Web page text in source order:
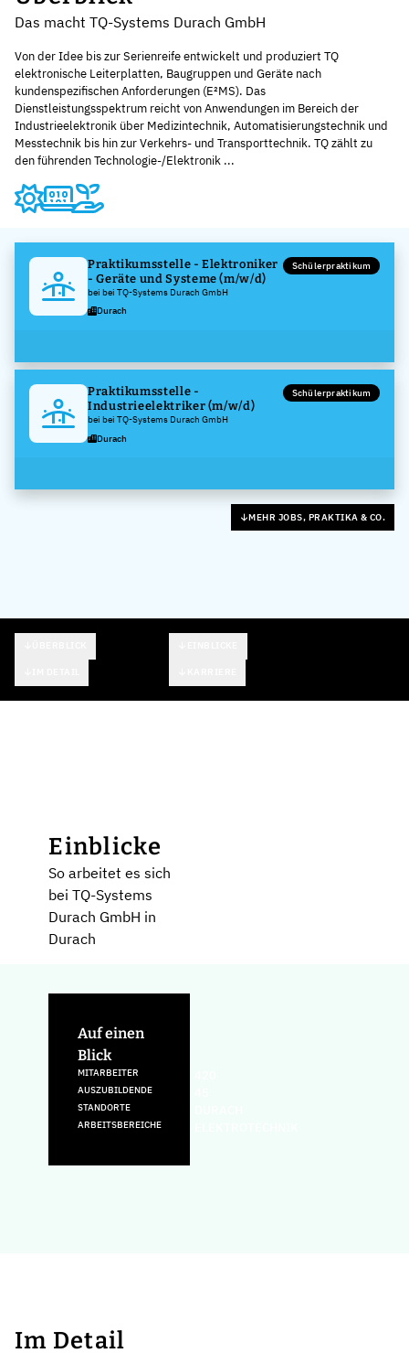
Das macht TQ-Systems Durach GmbH
Von der Idee bis zur Serienreife entwickelt und produziert TQ
elektronische Leiterplatten, Baugruppen und Geräte nach
kundenspezifischen Anforderungen (E²MS). Das
Dienstleistungsspektrum reicht von Anwendungen im Bereich der
Industrieelektronik über Medizintechnik, Automatisierungstechnik und
Messtechnik bis hin zur Verkehrs- und Transporttechnik. TQ zählt zu
den führenden Technologie-/Elektronik ...
Praktikumsstelle - Elektroniker
- Geräte und Systeme (m/w/d)
bei bei TQ-Systems Durach GmbH
Schülerpraktikum
Durach
Praktikumsstelle -
Industrieelektriker (m/w/d)
bei bei TQ-Systems Durach GmbH
Schülerpraktikum
Durach
MEHR JOBS, PRAKTIKA & CO.
Einblicke
So arbeitet es sich
bei TQ-Systems
Durach GmbH in
Durach
Auf einen
Blick
MITARBEITER
AUSZUBILDENDE
STANDORTE
ARBEITSBEREICHE
Im Detail